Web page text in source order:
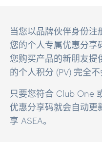
当您以品牌伙伴身份注
您的个人专属优惠分享
您购买产品的新朋友提
的个人积分 (PV) 完全不
只要您符合 Club One
优惠分享码就会自动更
享 ASEA。